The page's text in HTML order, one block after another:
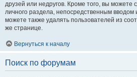
друзей или недругов. Кроме того, вы можете
личного раздела, непосредственным
можете также удалять пользователей из
же странице.
Вернуться к началу
Поиск по форумам